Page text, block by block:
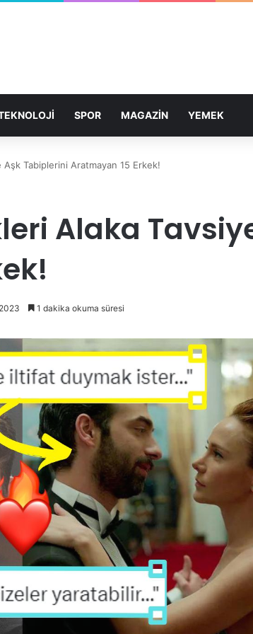
SPOR MAGAZİN YEMEK
Tabiplerini Aratmayan 15 Erkek!
Alaka
1 dakika okuma süresi